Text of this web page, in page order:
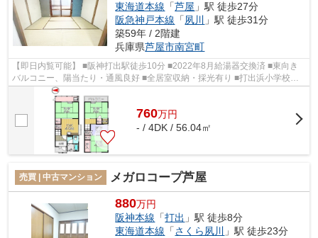
東海道本線 「芦屋 」駅 徒歩27分
阪急神戸本線 「夙川
」駅 徒歩31分
築59年 / 2階建
兵庫県芦屋市南宮町
【即日内覧可能】 ■阪神打出駅徒歩10分 ■2022年8月給湯器交換済 ■東向き
バルコニー、陽当たり・通風良好 ■全居室収納・採光有り ■打出浜小学校徒
歩2分、精道中学校徒歩6分 ■スーパー徒...
760万円
- / 4DK / 56.04㎡
売買 | 中古マンション メガロコープ芦屋
880万円
阪神本線 「打出 」駅 徒歩8分
東海道本線 「さくら夙川
」駅 徒歩23分